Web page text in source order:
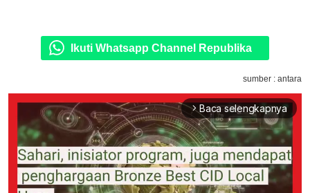
Ikuti Whatsapp Channel Republika
sumber : antara
arrow_forward_ios Baca selengkapnya